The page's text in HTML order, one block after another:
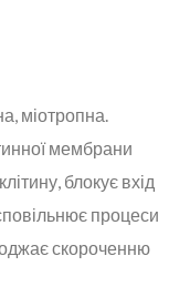
міотропна.
мембрани
блокує вхід
процеси
скороченню